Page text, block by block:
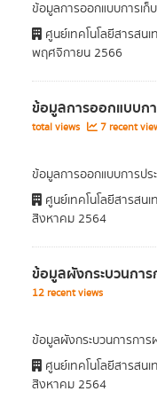
ข้อมูลการออกแบบการเ
ศูนย์เทคโนโลยีสารสน
พฤศจิกายน 2566
ข้อมูลการออกแบบกา
total views
7 recent
ข้อมูลการออกแบบการปร
ศูนย์เทคโนโลยีสารสน
สิงหาคม 2564
ข้อมูลผังกระบวนกา
12 recent views
ข้อมูลผังกระบวนการกา
ศูนย์เทคโนโลยีสารสน
สิงหาคม 2564